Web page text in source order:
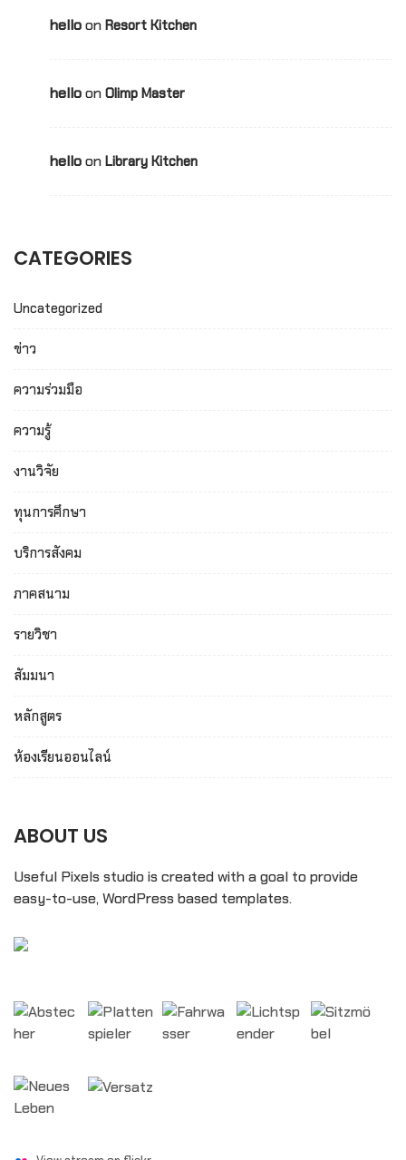
helloon Resort Kitchen
helloon Olimp Master
helloon Library Kitchen
CATEGORIES
Uncategorized
ข่าว
ความร่วมมือ
ความรู้
งานวิจัย
ทุนการศึกษา
บริการสังคม
ภาคสนาม
รายวิชา
สัมมนา
หลักสูตร
ห้องเรียนออนไลน์
ABOUT US
Useful Pixels studio is created with a goal to provide
easy-to-use, WordPress based templates.